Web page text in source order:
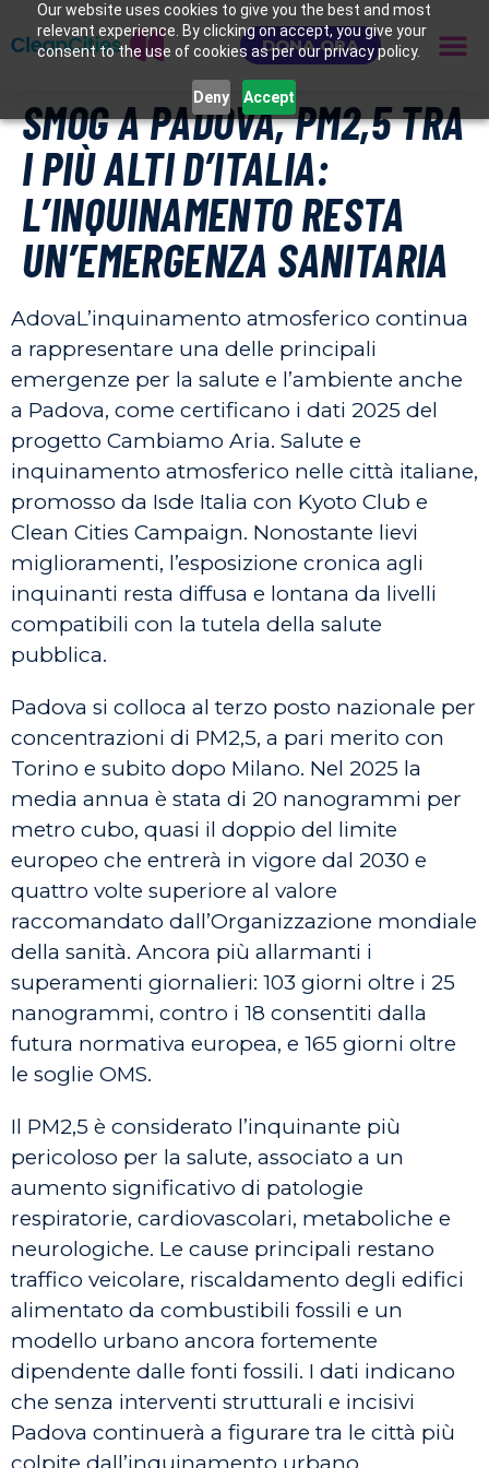
Our website uses cookies to give you the best and most
relevant experience. By clicking on accept, you give your
consent to the use of cookies as per our privacy policy.
Deny Accept
DONA ORA
SMOG A PADOVA, PM2,5 TRA
I PIÙ ALTI D’ITALIA:
L’INQUINAMENTO RESTA
UN’EMERGENZA SANITARIA
AdovaL’inquinamento atmosferico continua
a rappresentare una delle principali
emergenze per la salute e l’ambiente anche
a Padova, come certificano i dati 2025 del
progetto Cambiamo Aria. Salute e
inquinamento atmosferico nelle città italiane,
promosso da Isde Italia con Kyoto Club e
Clean Cities Campaign. Nonostante lievi
miglioramenti, l’esposizione cronica agli
inquinanti resta diffusa e lontana da livelli
compatibili con la tutela della salute
pubblica.
Padova si colloca al terzo posto nazionale per
concentrazioni di PM2,5, a pari merito con
Torino e subito dopo Milano. Nel 2025 la
media annua è stata di 20 nanogrammi per
metro cubo, quasi il doppio del limite
europeo che entrerà in vigore dal 2030 e
quattro volte superiore al valore
raccomandato dall’Organizzazione mondiale
della sanità. Ancora più allarmanti i
superamenti giornalieri: 103 giorni oltre i 25
nanogrammi, contro i 18 consentiti dalla
futura normativa europea, e 165 giorni oltre
le soglie OMS.
Il PM2,5 è considerato l’inquinante più
pericoloso per la salute, associato a un
aumento significativo di patologie
respiratorie, cardiovascolari, metaboliche e
neurologiche. Le cause principali restano
traffico veicolare, riscaldamento degli edifici
alimentato da combustibili fossili e un
modello urbano ancora fortemente
dipendente dalle fonti fossili. I dati indicano
che senza interventi strutturali e incisivi
Padova continuerà a figurare tra le città più